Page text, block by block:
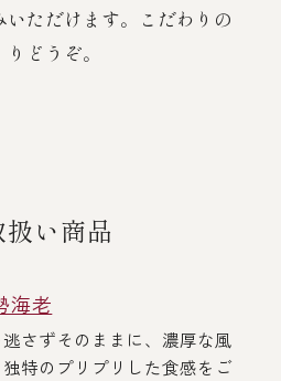
ただけます。こだわりの
どうぞ。
扱い商品
海老
さずそのままに、濃厚な風
特のプリプリした食感をご